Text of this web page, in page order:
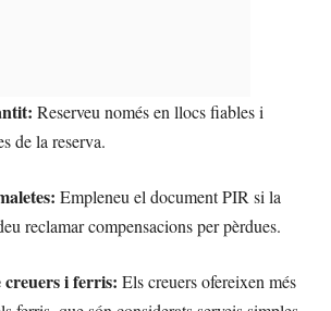
Reserveu només en llocs fiables i
de la reserva.
Empleneu el document PIR si la
reclamar compensacions per pèrdues.
creuers i ferris: Els creuers ofereixen més